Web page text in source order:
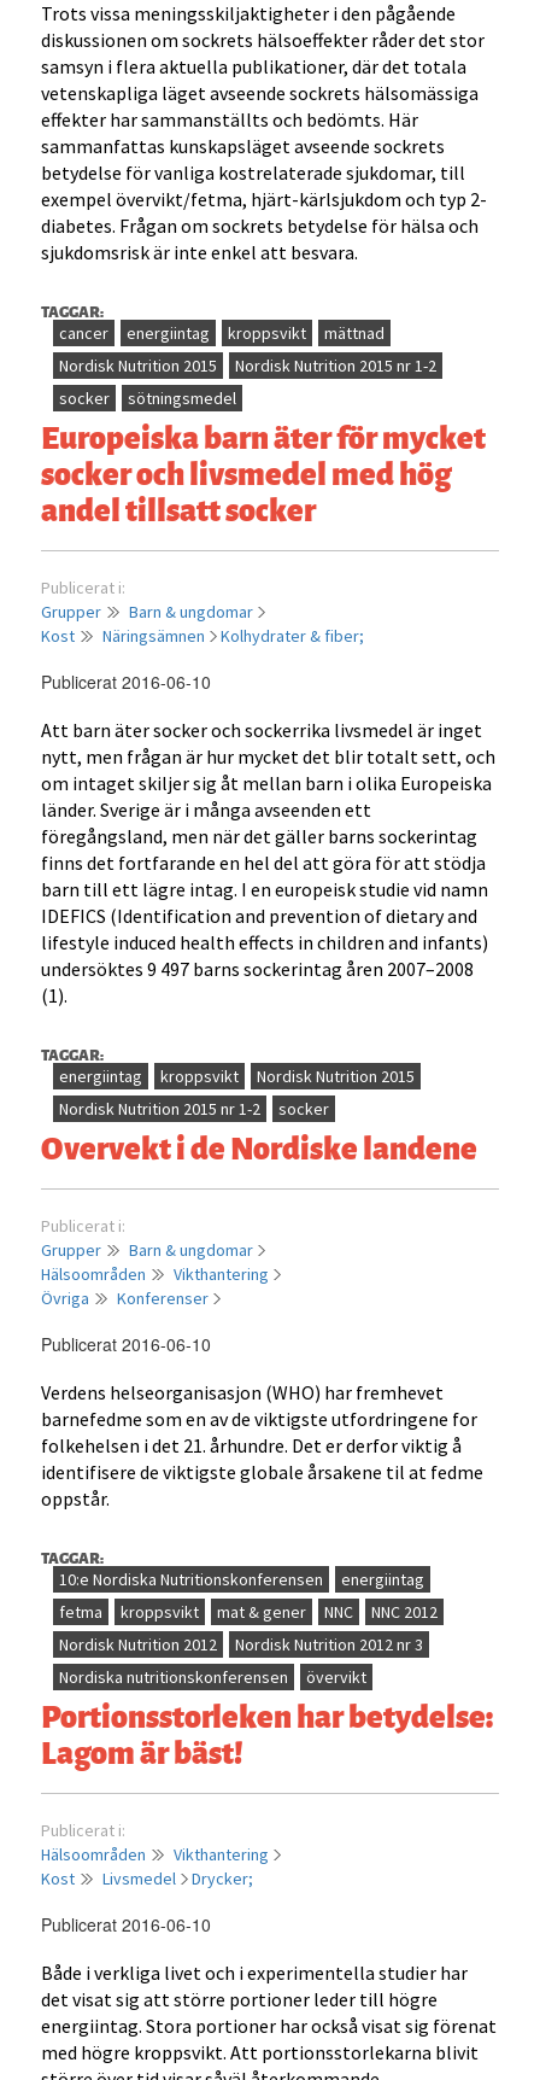
Trots vissa meningsskiljaktigheter i den pågående
diskussionen om sockrets hälsoeffekter råder det stor
samsyn i flera aktuella publikationer, där det totala
vetenskapliga läget avseende sockrets hälsomässiga
effekter har sammanställts och bedömts. Här
sammanfattas kunskapsläget avseende sockrets
betydelse för vanliga kostrelaterade sjukdomar, till
exempel övervikt/fetma, hjärt-kärlsjukdom och typ 2-
diabetes. Frågan om sockrets betydelse för hälsa och
sjukdomsrisk är inte enkel att besvara.
TAGGAR:
cancer energiintag kroppsvikt
mättnad
Nordisk Nutrition 2015
Nordisk Nutrition 2015 nr 1-2
socker
sötningsmedel
Europeiska barn äter för mycket
socker och livsmedel med hög
andel tillsatt socker
Publicerat i:
Grupper
Barn & ungdomar
Kost
Näringsämnen Kolhydrater & fiber;
Publicerat 2016-06-10
Att barn äter socker och sockerrika livsmedel är inget
nytt, men frågan är hur mycket det blir totalt sett, och
om intaget skiljer sig åt mellan barn i olika Europeiska
länder. Sverige är i många avseenden ett
föregångsland, men när det gäller barns sockerintag
finns det fortfarande en hel del att göra för att stödja
barn till ett lägre intag. I en europeisk studie vid namn
IDEFICS (Identification and prevention of dietary and
lifestyle induced health effects in children and infants)
undersöktes 9 497 barns sockerintag åren 2007–2008
(1).
TAGGAR:
energiintag kroppsvikt
Nordisk Nutrition 2015
Nordisk Nutrition 2015 nr 1-2
socker
Overvekt i de Nordiske landene
Publicerat i:
Grupper
Barn & ungdomar
Hälsoområden
Vikthantering
Övriga
Konferenser
Publicerat 2016-06-10
Verdens helseorganisasjon (WHO) har fremhevet
barnefedme som en av de viktigste utfordringene for
folkehelsen i det 21. århundre. Det er derfor viktig å
identifisere de viktigste globale årsakene til at fedme
oppstår.
TAGGAR:
10:e Nordiska Nutritionskonferensen
energiintag
fetma
kroppsvikt mat & gener NNC
NNC 2012
Nordisk Nutrition 2012
Nordisk Nutrition 2012 nr 3
Nordiska nutritionskonferensen
övervikt
Portionsstorleken har betydelse:
Lagom är bäst!
Publicerat i:
Hälsoområden
Vikthantering
Kost
Livsmedel Drycker;
Publicerat 2016-06-10
Både i verkliga livet och i experimentella studier har
det visat sig att större portioner leder till högre
energiintag. Stora portioner har också visat sig förenat
med högre kroppsvikt. Att portionsstorlekarna blivit